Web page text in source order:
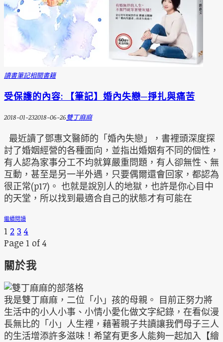
讀書筆記相關書籍
受保護的內容: 【筆記】婚內失戀─掙扎與痛苦
2018-01-232018-06-26雙丁麻麻
最近讀了鄧惠文醫師的「婚內失戀」，書裡頭深度探
討了婚姻經營的各種面向，並指出婚姻有不同的個性，
有人認為家事分工不均就算嚴重問題，有人卻無性、無
互動，甚至是另一半外遇，只要偶爾還會回家，都認為
很正常(p17)。 也就是說別人的地獄，也許是你心目中
的天堂，所以找到最適合自己的狀態才有可能在
繼續閱讀
1 2 3 4
Page 1 of 4
關於我
我是雙丁麻麻，二位「小」孩的母親。 目前正努力將
生活中的小人小事、小情小愛化做文字紀錄，在看似漫
長無比的「小」人生裡，藉著親子共讀讓我們母子三人
的生活增添許多滋味！希望有更多人能夠一起加入【繪